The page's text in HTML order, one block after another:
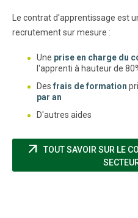
Le contrat d'apprentissage est
recrutement sur mesure :
Une prise en charge du
l'apprenti à hauteur de
Des frais de formation
par an
D'autres aides
arrow_outward TOUT SAVOIR SUR LE